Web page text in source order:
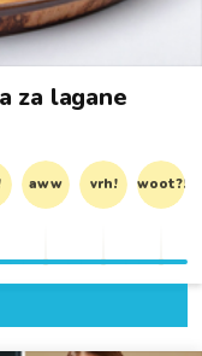
za lagane
aww vrh! woot?!